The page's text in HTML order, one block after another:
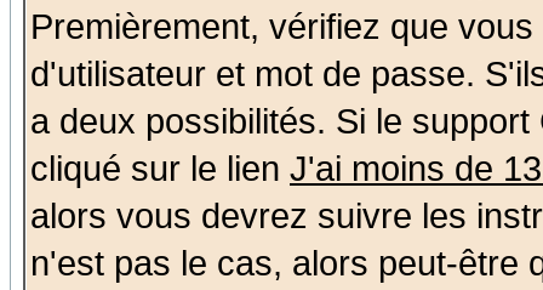
Premièrement, vérifiez que
d'utilisateur et mot de passe.
a deux possibilités. Si le
cliqué sur le lien J'ai moins de
alors vous devrez suivre les
n'est pas le cas, alors peut-être